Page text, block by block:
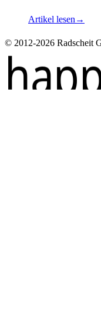
Artikel lesen →
© 2012-2026 Radscheit